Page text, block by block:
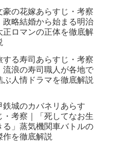
豪の花嫁あらすじ・考察
政略結婚から始まる明治
正ロマンの正体を徹底解
する寿司あらすじ・考察
流浪の寿司職人が各地で
ぶ人情ドラマを徹底解説
鉄城のカバネリあらす
・考察｜「死してなお生
る」蒸気機関車バトルの
作を徹底解説